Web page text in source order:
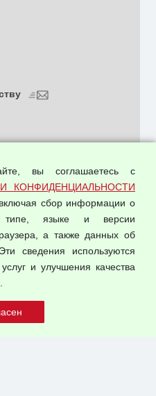
данных
вы соглашаетесь с
КОНФИДЕНЦИАЛЬНОСТИ
сбор информации о
типе, языке и версии
а также данных об
сведения используются
и улучшения качества